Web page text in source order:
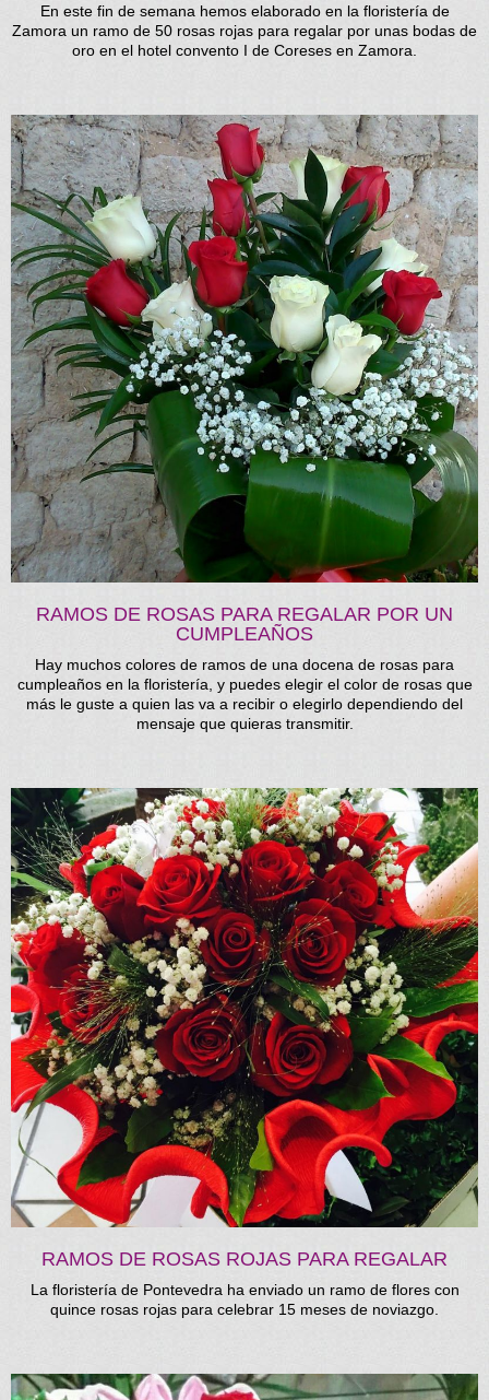
En este fin de semana hemos elaborado en la floristería de
Zamora un ramo de 50 rosas rojas para regalar por unas bodas de
oro en el hotel convento I de Coreses en Zamora.
RAMOS DE ROSAS PARA REGALAR POR UN
CUMPLEAÑOS
Hay muchos colores de ramos de una docena de rosas para
cumpleaños en la floristería, y puedes elegir el color de rosas que
más le guste a quien las va a recibir o elegirlo dependiendo del
mensaje que quieras transmitir.
RAMOS DE ROSAS ROJAS PARA REGALAR
La floristería de Pontevedra ha enviado un ramo de flores con
quince rosas rojas para celebrar 15 meses de noviazgo.